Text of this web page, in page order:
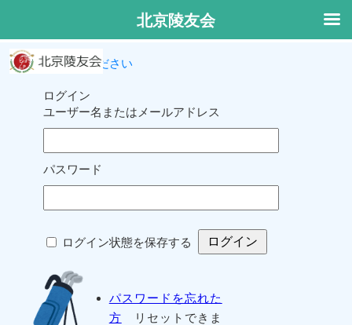
ログインしてください
ログイン
ユーザー名またはメールアドレス
パスワード
ログイン状態を保存する
パスワードを忘れた
方 リセットできま
北京陵友会